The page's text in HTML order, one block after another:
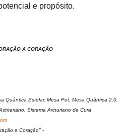
e propósito.
A CORAÇÃO
Quântica Estelar, Mesa Pet, Mesa Quântica 2.0,
Sistema Arcturiano de Cura
a Coração" -